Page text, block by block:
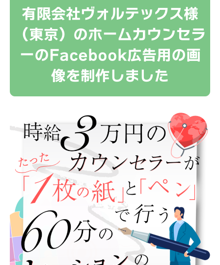
有限会社ヴォルテックス様
（東京）のホームカウンセラ
ーのFacebook広告用の画
像を制作しました